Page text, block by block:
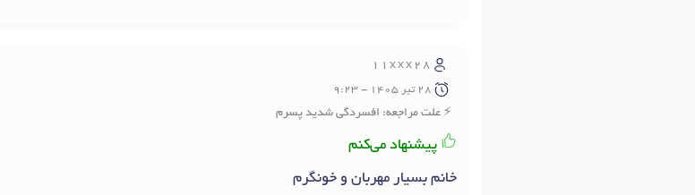
11xxx28
28 تير 1405 - 9:23
علت مراجعه: افسردگی شدید پسرم
پیشنهاد می‌کنم
خانم بسیار مهربان و خونگرم